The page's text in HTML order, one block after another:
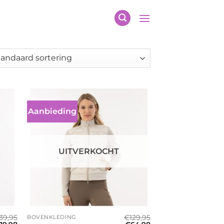
Aanbieding
UITVERKOCHT
BOVENKLEDING €129,95